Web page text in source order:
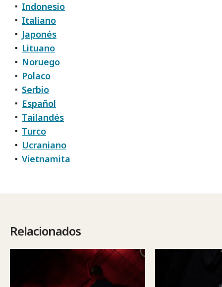
Indonesio
Italiano
Japonés
Lituano
Noruego
Polaco
Serbio
Español
Tailandés
Turco
Ucraniano
Vietnamita
Relacionados